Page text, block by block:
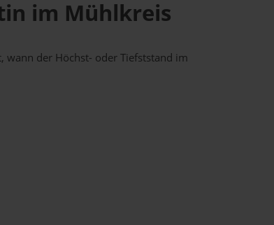
im Mühlkreis
wann der Höchst- oder Tiefststand im